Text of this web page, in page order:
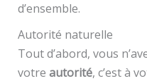
d’ensemble.
Autorité naturelle
Tout d’abord, vous
votre autorité, c’est à